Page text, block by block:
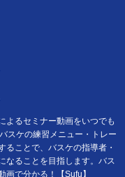
よるセミナー動画をいつでも
スケの練習メニュー・トレー
ることで、バスケの指導者・
なることを目指します。バス
で分かる！【Sufu】